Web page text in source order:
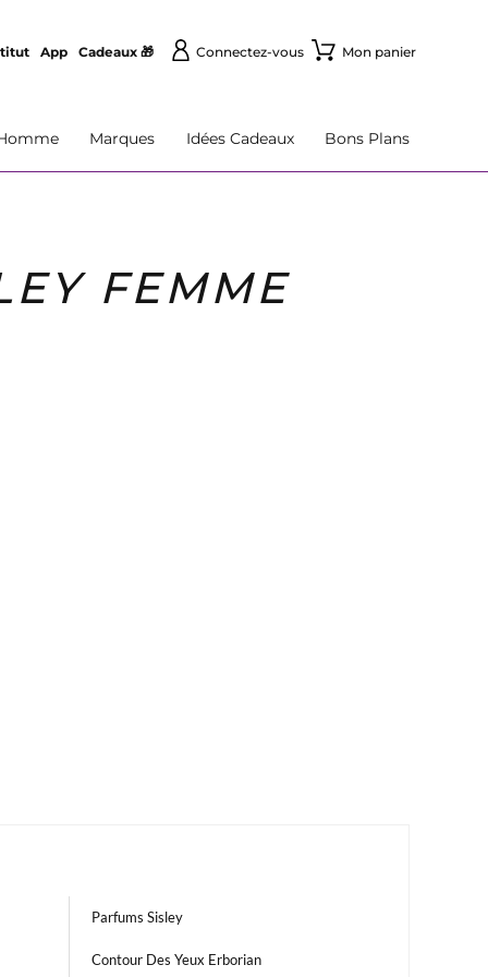
App Cadeaux 🎁 Connectez-vous Mon panier
Marques Idées Cadeaux Bons Plans
FEMME
Parfums Sisley
Contour Des Yeux Erborian